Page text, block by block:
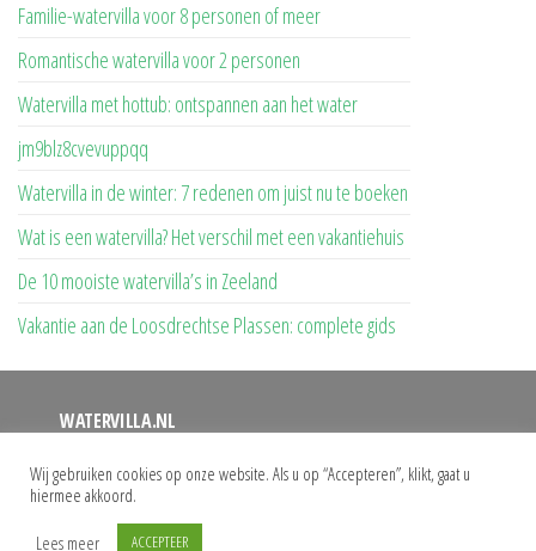
Familie-watervilla voor 8 personen of meer
Romantische watervilla voor 2 personen
Watervilla met hottub: ontspannen aan het water
jm9blz8cvevuppqq
Watervilla in de winter: 7 redenen om juist nu te boeken
Wat is een watervilla? Het verschil met een vakantiehuis
De 10 mooiste watervilla’s in Zeeland
Vakantie aan de Loosdrechtse Plassen: complete gids
WATERVILLA.NL
Op deze website vindt u een overzicht van alle watervilla’s
waar u uw vakantie kunt doorbrengen. Bij ons vindt u het
grootste aanbod watervilla’s met eigen aanlegsteiger.
Wij gebruiken cookies op onze website. Als u op “Accepteren”, klikt, gaat u
hiermee akkoord.
Lees meer
ACCEPTEER